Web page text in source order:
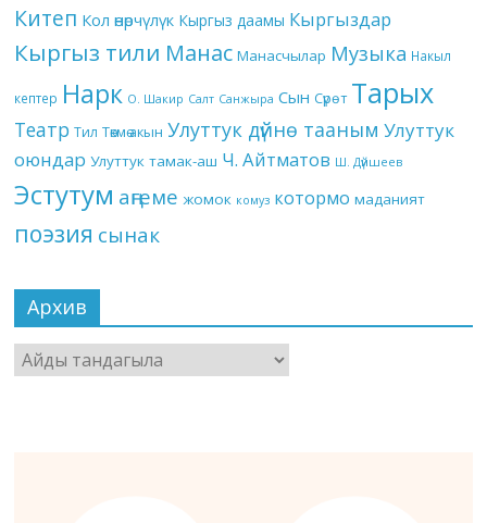
Китеп Кол өнөрчүлүк Кыргыз даамы Кыргыздар
Кыргыз тили Манас Манасчылар Музыка Накыл
кептер Нарк О. Шакир Салт Санжыра Сын Сүрөт Тарых
Театр Тил Төкмө акын Улуттук дүйнө тааным Улуттук
оюндар Улуттук тамак-аш Ч. Айтматов Ш. Дүйшеев
Эстутум аңгеме жомок комуз котормо маданият
поэзия сынак
Архив
Архив